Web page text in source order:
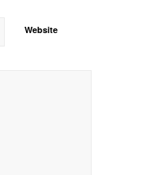
Website